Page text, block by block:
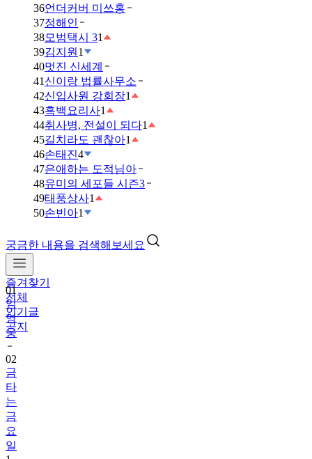
36언더커버 미쓰홍
37정해인
38모범택시 31
39김지원 1
40멋진 신세계
41 신이랑 법률사무소
42신입사원 강회장1
43흑백요리사1
44취사병, 전설이 되다1
45길치라도 괜찮아1
46손태진4
47은애하는 도적님아
48유미의 세포들 시즌3
49태풍상사1
50손빈아1
궁금한 내용을 검색해보세요
즐겨찾기
전체
인기글
공지
01
임
영
웅
02
금
타
는
금
요
일